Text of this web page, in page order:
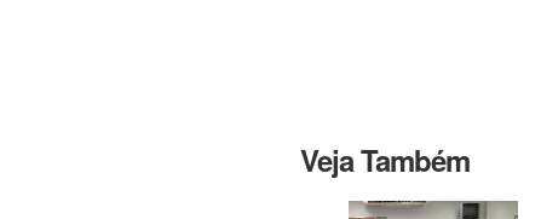
Veja Também